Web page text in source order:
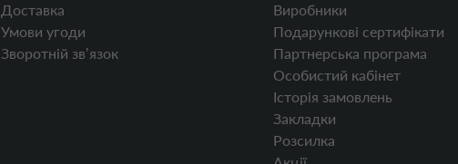
Доставка
Умови угоди
Зворотній звʼязок
Виробники
Подарункові сертифікати
Партнерська програма
Особистий кабінет
Історія замовлень
Закладки
Розсилка